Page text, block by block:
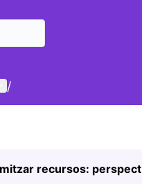
menu
/
recursos: